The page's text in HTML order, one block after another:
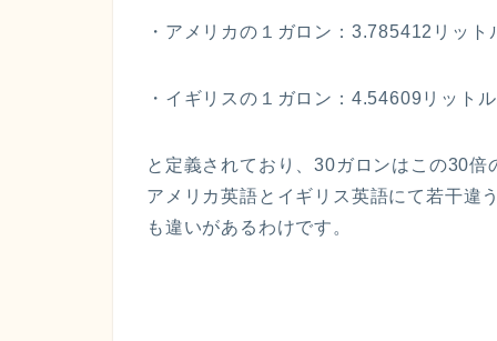
・アメリカの１ガロン：3.785412リッ
・イギリスの１ガロン：4.54609リット
と定義されており、30ガロンはこの30
アメリカ英語とイギリス英語にて若干違
も違いがあるわけです。